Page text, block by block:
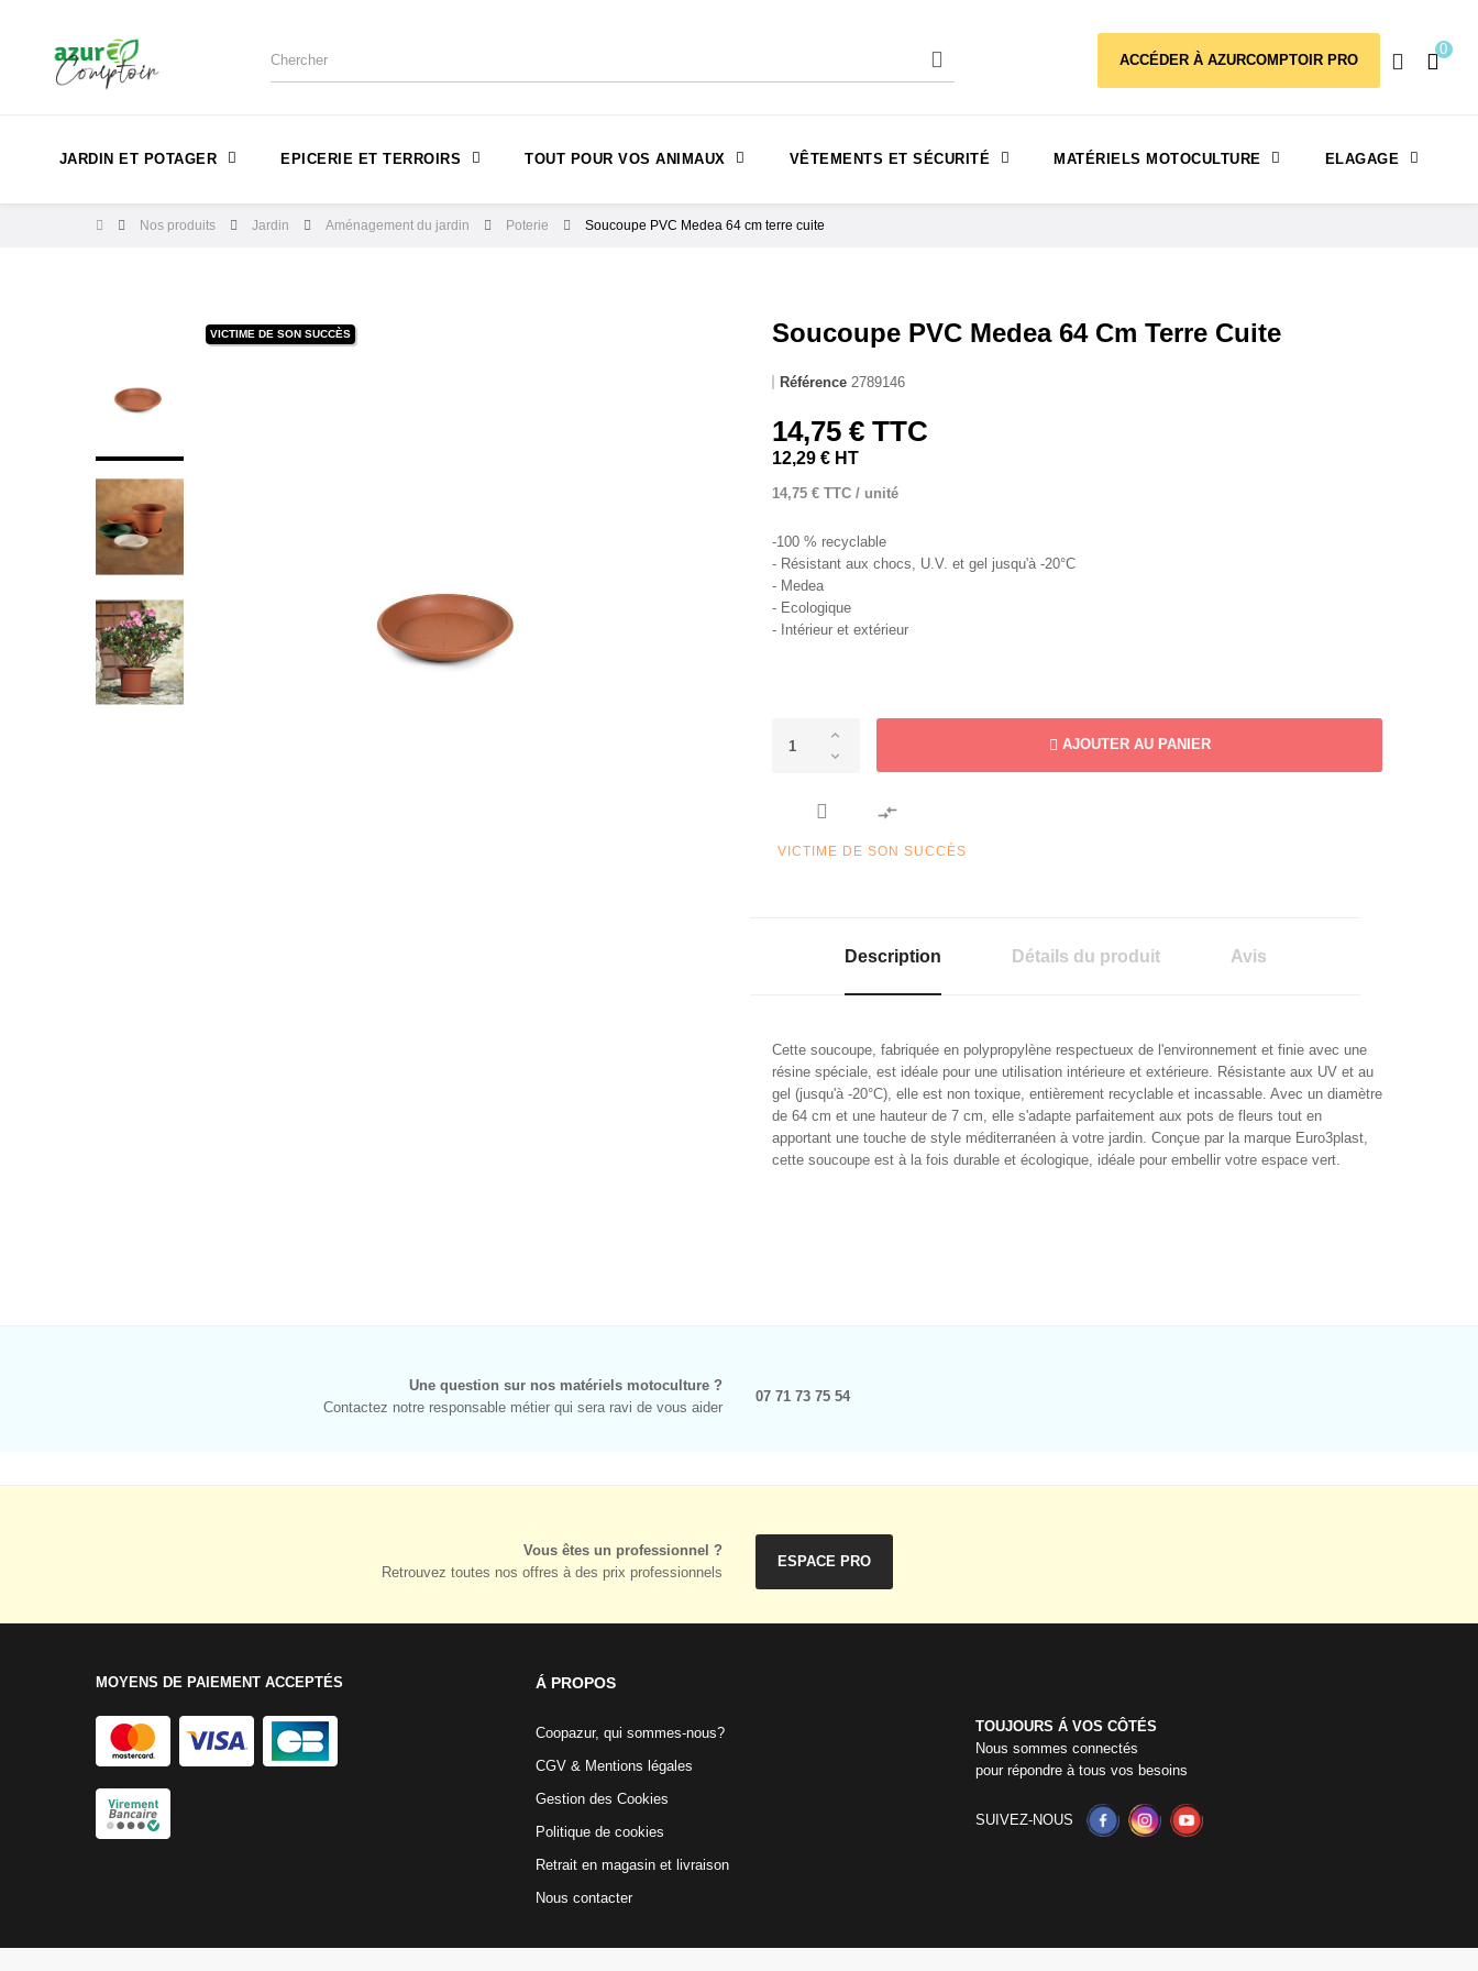
ACCÉDER À AZURCOMPTOIR PRO
0
JARDIN ET POTAGER EPICERIE ET TERROIRS TOUT POUR VOS ANIMAUX VÊTEMENTS ET SÉCURITÉ MATÉRIELS MOTOCULTURE ELAGAGE
Nos produits Jardin Aménagement du jardin Poterie Soucoupe PVC Medea 64 cm terre cuite
VICTIME DE SON SUCCÈS Soucoupe PVC Medea 64 Cm Terre Cuite
Référence 2789146
14,75 € TTC
12,29 € HT
14,75 € TTC / unité
-100 % recyclable
- Résistant aux chocs, U.V. et gel jusqu'à -20°C
- Medea
- Ecologique
- Intérieur et extérieur
AJOUTER AU PANIER

VICTIME DE SON SUCCÈS
Description Détails du produit Avis
Cette soucoupe, fabriquée en polypropylène respectueux de l'environnement et finie avec une
résine spéciale, est idéale pour une utilisation intérieure et extérieure. Résistante aux UV et au
gel (jusqu'à -20°C), elle est non toxique, entièrement recyclable et incassable. Avec un diamètre
de 64 cm et une hauteur de 7 cm, elle s'adapte parfaitement aux pots de fleurs tout en
apportant une touche de style méditerranéen à votre jardin. Conçue par la marque Euro3plast,
cette soucoupe est à la fois durable et écologique, idéale pour embellir votre espace vert.
Une question sur nos matériels motoculture ?
Contactez notre responsable métier qui sera ravi de vous aider
07 71 73 75 54
Vous êtes un professionnel ?
Retrouvez toutes nos offres à des prix professionnels
ESPACE PRO
MOYENS DE PAIEMENT ACCEPTÉS Á PROPOS
Coopazur, qui sommes-nous?
CGV & Mentions légales
Gestion des Cookies
Politique de cookies
Retrait en magasin et livraison
Nous contacter
TOUJOURS Á VOS CÔTÉS
Nous sommes connectés
pour répondre à tous vos besoins
SUIVEZ-NOUS